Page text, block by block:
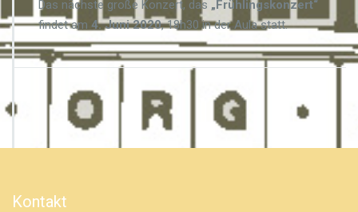
Das nächste große Konzert, das „Frühlingskonzert“
findet am 4. Juni 2020, 18h30 in der Aula statt.
Kontakt